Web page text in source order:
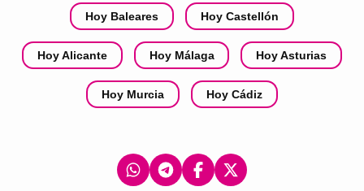
Hoy Baleares Hoy Castellón
Hoy Alicante Hoy Málaga Hoy Asturias
Hoy Murcia Hoy Cádiz